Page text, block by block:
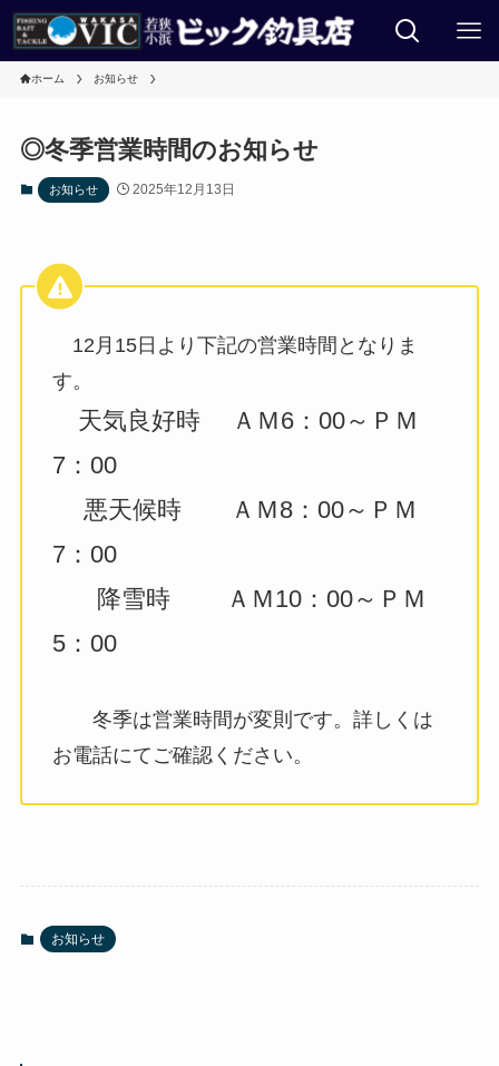
ホーム お知らせ
◎冬季営業時間のお知らせ
お知らせ 2025年12月13日
12月15日より下記の営業時間となりま
す。
天気良好時 ＡＭ6：00～ＰＭ
7：00
悪天候時 ＡＭ8：00～ＰＭ
7：00
降雪時 ＡＭ10：00～ＰＭ
5：00
冬季は営業時間が変則です。詳しくは
お電話にてご確認ください。
お知らせ